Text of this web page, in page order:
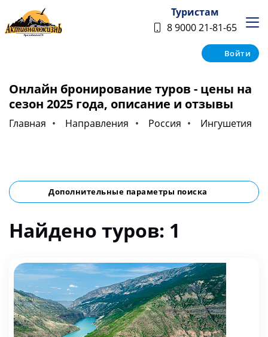
Туристам
8 9000 21-81-65
Войти
Онлайн бронирование туров - цены на
сезон 2025 года, описание и отзывы
Главная Направления Россия Ингушетия
Дополнительные параметры поиска
Найдено туров: 1